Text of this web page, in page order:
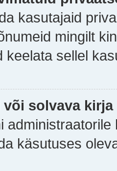
kasutajaid
mingilt
keelata sellel
või solvava
käsutuses